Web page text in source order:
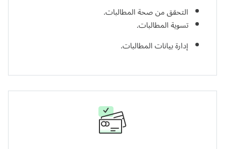
التحقق من صحة المطالبات.
تسوية المطالبات.
إدارة بيانات المطالبات.